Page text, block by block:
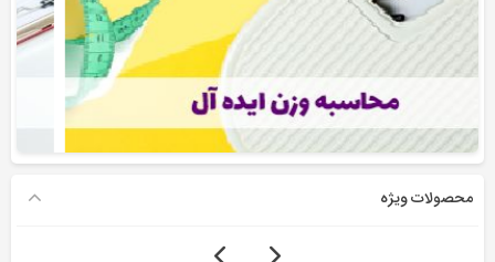
محصولات ویژه